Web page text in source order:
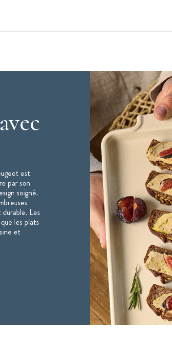
en 1840. La marque Peugeot est
reconnue dans les cuisines des
de Quingey (dans le Doubs), tout est
est
par son
soigné.
Les
les plats
et